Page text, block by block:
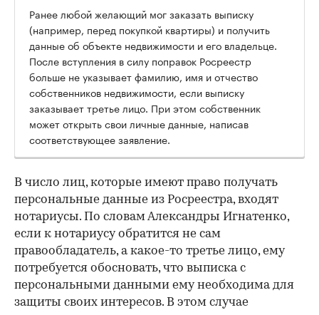
Ранее любой желающий мог заказать выписку
(например, перед покупкой квартиры) и получить
данные об объекте недвижимости и его владельце.
После вступления в силу поправок Росреестр
больше не указывает фамилию, имя и отчество
собственников недвижимости, если выписку
заказывает третье лицо. При этом собственник
может открыть свои личные данные, написав
соответствующее заявление.
В число лиц, которые имеют право получать
персональные данные из Росреестра, входят
нотариусы. По словам Александры Игнатенко,
если к нотариусу обратится не сам
правообладатель, а какое-то третье лицо, ему
потребуется обосновать, что выписка с
персональными данными ему необходима для
защиты своих интересов. В этом случае